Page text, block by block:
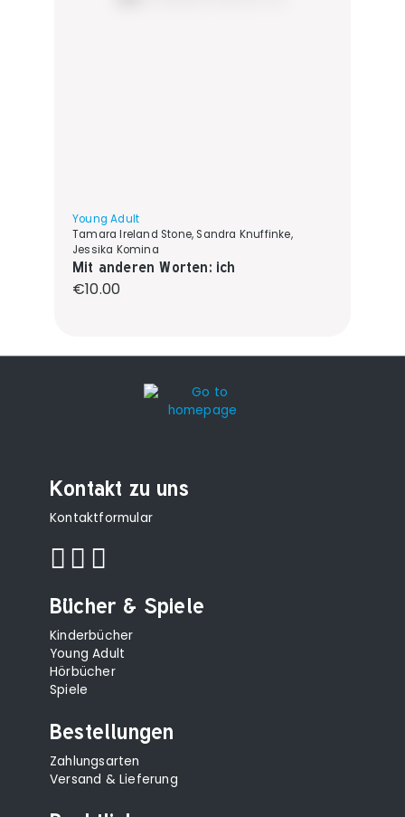
Young Adult
Tamara Ireland Stone, Sandra Knuffinke,
Jessika Komina
Mit anderen Worten: ich
Regular price:
€10.00
Kontakt zu uns
Kontaktformular
Bücher & Spiele
Kinderbücher
Young Adult
Hörbücher
Spiele
Bestellungen
Zahlungsarten
Versand & Lieferung